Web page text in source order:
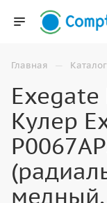
Главная — Каталог
Exegate
Кулер
медный,